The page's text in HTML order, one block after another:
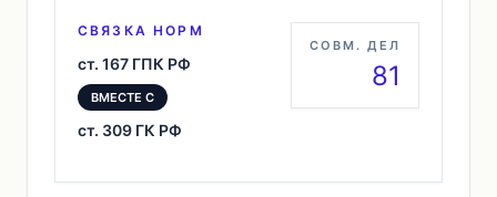
СВЯЗКА НОРМ
ст. 167 ГПК РФ
ВМЕСТЕ С
ст. 309 ГК РФ
СОВМ. ДЕЛ
81